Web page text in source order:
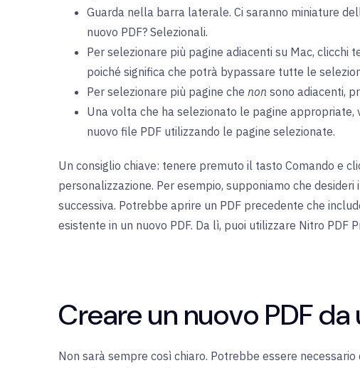
Guarda nella barra laterale. Ci saranno miniature
nuovo PDF? Selezionali.
Per selezionare più pagine adiacenti su Mac,
poiché significa che potrà bypassare tutte le
Per selezionare più pagine che non sono adiacenti,
Una volta che ha selezionato le pagine appropriate,
nuovo file PDF utilizzando le pagine selezionate.
Un consiglio chiave: tenere premuto il tasto Comando e
personalizzazione. Per esempio, supponiamo che
successiva. Potrebbe aprire un PDF precedente che
esistente in un nuovo PDF. Da lì, puoi utilizzare Nitro PDF
Creare un nuovo PDF
Non sarà sempre così chiaro. Potrebbe essere